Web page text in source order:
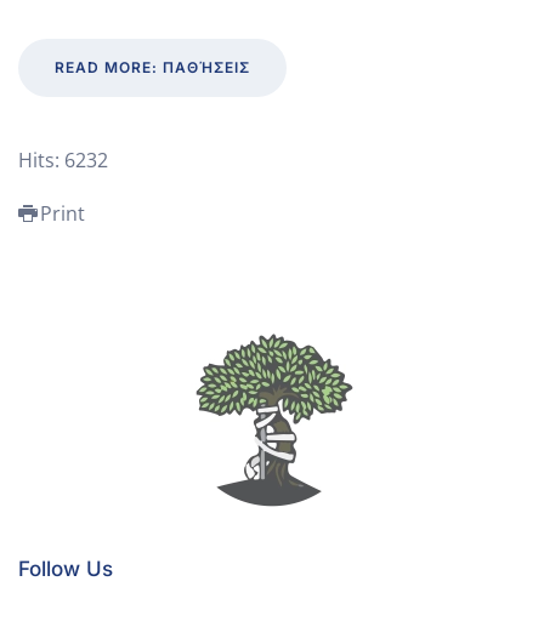
READ MORE: ΠΑΘΉΣΕΙΣ
Hits: 6232
Print
Follow Us